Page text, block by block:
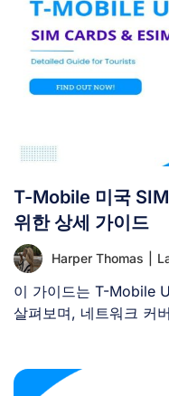
T-Mobile 미국
위한 상세 가이드
Harper Thomas
이 가이드는 T-Mobile
살펴보며, 네트워크 커